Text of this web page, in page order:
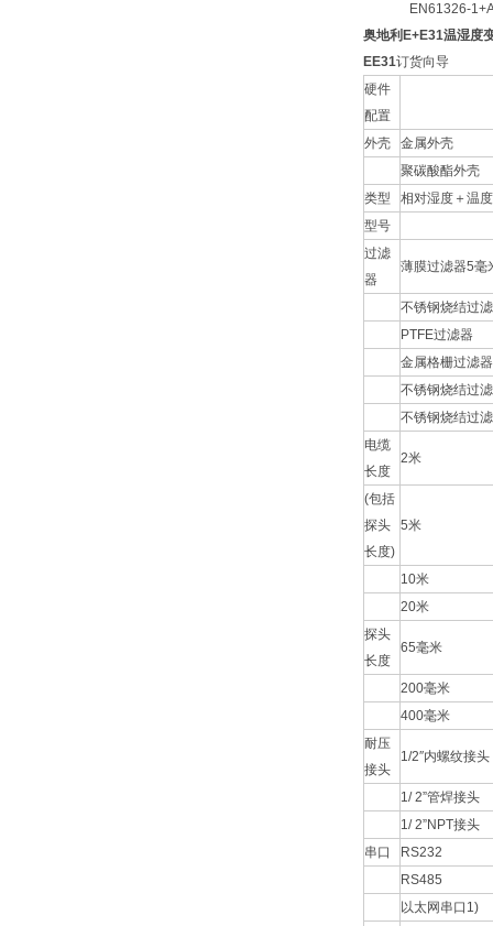
EN61326-
奥地利E+E31温湿度
EE31订货向导
硬件
配置
外壳
金属外壳
聚碳酸酯外壳
类型
相对湿度＋温度
型号
过滤
器
薄膜过滤器5毫
不锈钢烧结过
PTFE过滤器
金属格栅过滤器
不锈钢烧结过
不锈钢烧结过
电缆
长度
2米
(包括
探头
长度)
5米
10米
20米
探头
长度
65毫米
200毫米
400毫米
耐压
接头
1/2″内螺纹接头
1/ 2”管焊接头
1/ 2”NPT接头
串口
RS232
RS485
以太网串口 1)